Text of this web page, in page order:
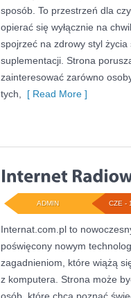
sposób. To przestrzeń dla
opierać się wyłącznie na
spojrzeć na zdrowy styl
suplementacji. Strona
zainteresować zarówno
tych,
[ Read More ]
CZE -
ADMIN
Internat.com.pl to
poświęcony nowym
zagadnieniom, które wiążą
z komputera. Strona może